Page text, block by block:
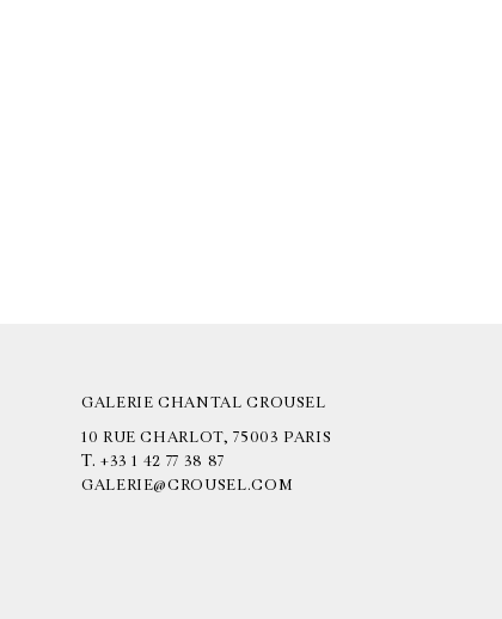
GALERIE CHANTAL CROUSEL
10 RUE CHARLOT, 75003 PARIS
T. +33 1 42 77 38 87
GALERIE@CROUSEL.COM